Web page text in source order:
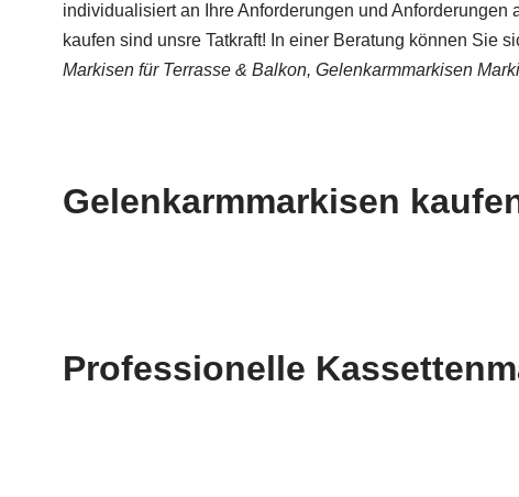
individualisiert an Ihre Anforderungen und
kaufen sind unsre Tatkraft! In einer Beratung können Sie
Markisen für Terrasse & Balkon, Gelenkarmmarkisen
Gelenkarmmarkisen
Professionelle